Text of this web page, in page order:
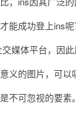
成功登上ins呢
体平台，因此
的图片，可以
可忽视的要素。